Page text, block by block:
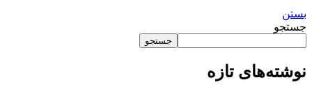
بستن
جستجو
جستجو
نوشته‌های تازه